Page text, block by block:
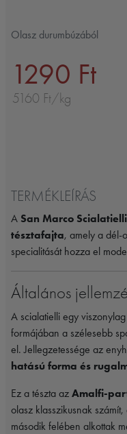
Olasz durumbúzából
1290 Ft
5160 Ft/kg
TERMÉKLEÍRÁS
A San Marco
tésztafajta, amely a dél-
specialitását hozza el
Általános
A scialatielli egy viszonylag
formájában a szélesebb
el. Jellegzetessége az
hatású forma és
Ez a tészta az Amalfi-
olasz klasszikusnak
második felében alkottak